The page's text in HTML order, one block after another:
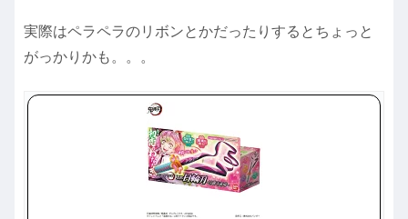
実際はペラペラのリボンとかだったりするとちょっと
がっかりかも。。。